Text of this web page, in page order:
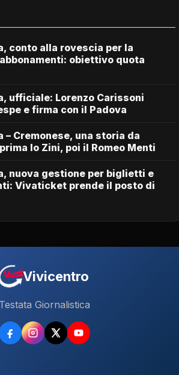
conto alla rovescia per la
obiettivo quota
ufficiale: Lorenzo Carissoni
e firma con il Padova
– Cremonese, una storia da
lo Zini, poi il Romeo Menti
nuova gestione per biglietti e
Vivaticket prende il posto di
Vivicentro
Testata Giornalistica